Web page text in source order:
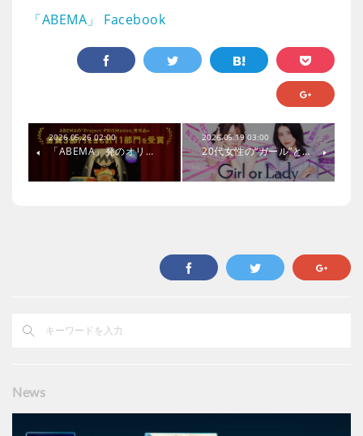
「ABEMA」 Facebook
2026.05.26 02:00
「ABEMA」発のオリ…
2026.05.19 03:00
20代女性の“ガール”と…
News